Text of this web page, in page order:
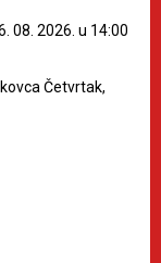
08. 2026. u 14:00
Četvrtak,